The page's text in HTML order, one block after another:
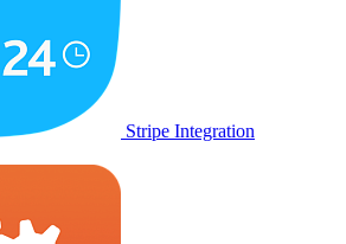
Stripe Integration